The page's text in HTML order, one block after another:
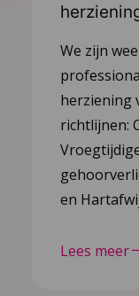
We zijn
herziening
richtlijnen:
en
Lees meer